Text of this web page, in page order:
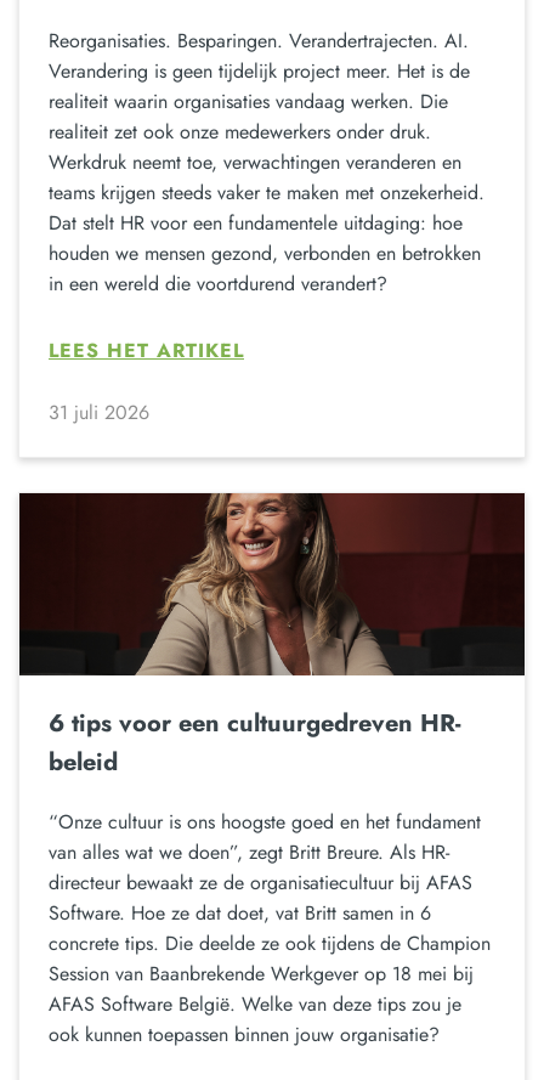
Reorganisaties. Besparingen. Verandertrajecten. AI.
Verandering is geen tijdelijk project meer. Het is de
realiteit waarin organisaties vandaag werken. Die
realiteit zet ook onze medewerkers onder druk.
Werkdruk neemt toe, verwachtingen veranderen en
teams krijgen steeds vaker te maken met onzekerheid.
Dat stelt HR voor een fundamentele uitdaging: hoe
houden we mensen gezond, verbonden en betrokken
in een wereld die voortdurend verandert?
LEES HET ARTIKEL
31 juli 2026
6 tips voor een cultuurgedreven HR-
beleid
“Onze cultuur is ons hoogste goed en het fundament
van alles wat we doen”, zegt Britt Breure. Als HR-
directeur bewaakt ze de organisatiecultuur bij AFAS
Software. Hoe ze dat doet, vat Britt samen in 6
concrete tips. Die deelde ze ook tijdens de Champion
Session van Baanbrekende Werkgever op 18 mei bij
AFAS Software België. Welke van deze tips zou je
ook kunnen toepassen binnen jouw organisatie?